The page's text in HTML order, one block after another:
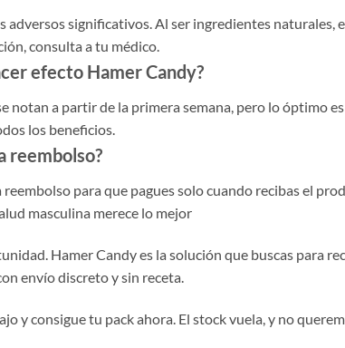
adversos significativos. Al ser ingredientes naturales,
consulta a tu médico.
efecto Hamer Candy?
notan a partir de la primera semana, pero lo óptimo
los beneficios.
reembolso?
para que pagues solo cuando recibas el
masculina merece lo mejor
Hamer Candy es la solución que buscas para
envío discreto y sin receta.
y consigue tu pack ahora. El stock vuela, y no